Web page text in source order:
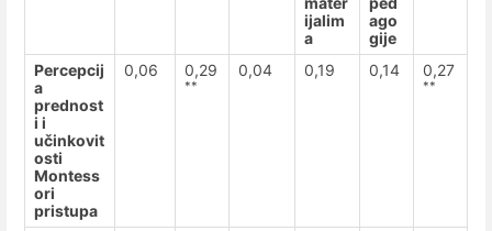
ijalim
a
ago
gije
Percepcij
a
prednost
i i
učinkovit
osti
Montess
ori
pristupa
0,06 0,29
**
0,04 0,19 0,14 0,27
**